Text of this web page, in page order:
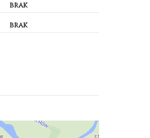
brak
brak